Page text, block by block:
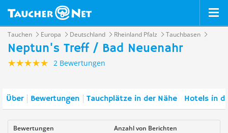
Tauchen Europa Deutschland Rheinland Pfalz Tauchbasen
Neptun's Treff / Bad Neuenahr
2 Bewertungen
Über Bewertungen Tauchplätze in der Nähe Hotels in
Bewertungen Anzahl von Berichten